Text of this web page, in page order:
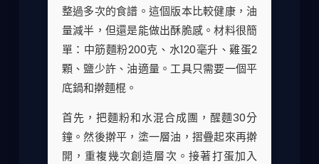
整過多次的食譜。這個版本比較健康，油
量減半，但還是能做出酥脆感。材料很簡
單：中筋麵粉200克、水120毫升、雞蛋2
顆、鹽少許、油適量。工具只需要一個平
底鍋和擀麵棍。
首先，把麵粉和水混合成團，醒麵30分
鐘。然後擀平，塗一層油，摺疊起來再擀
開，重複幾次創造層次。接著打蛋加入